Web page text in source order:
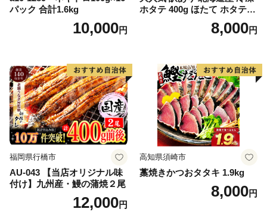
パック 合計1.6kg
10,000円
ホタテ 400g ほたて ホタテ
8,000円
福岡県行橋市
AU-043 【当店オリジナル味
付け】九州産・鰻の蒲焼２尾
12,000円
高知県須崎市
藁焼きかつおタタキ 1.9kg
8,000円